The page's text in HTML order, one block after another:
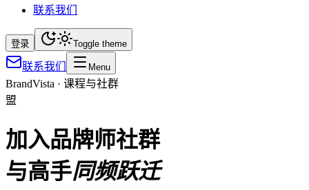
联系我们
登录 Toggle theme
联系我们 Menu
BrandVista · 课程与社群
盟
加入品牌师社群
与高手同频跃迁